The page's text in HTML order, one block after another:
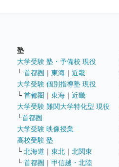
塾
大学受験 塾・予備校 現役
└ 首都圏 ｜ 東海 ｜ 近畿
大学受験 個別指導塾 現役
└ 首都圏 ｜ 東海 ｜ 近畿
大学受験 難関大学特化型 現役
└首都圏
大学受験 映像授業
高校受験 塾
└ 北海道 ｜ 東北 ｜ 北関東
└ 首都圏 ｜ 甲信越・北陸